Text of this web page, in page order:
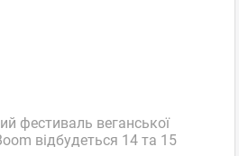
фестиваль веганської
відбудеться 14 та 15